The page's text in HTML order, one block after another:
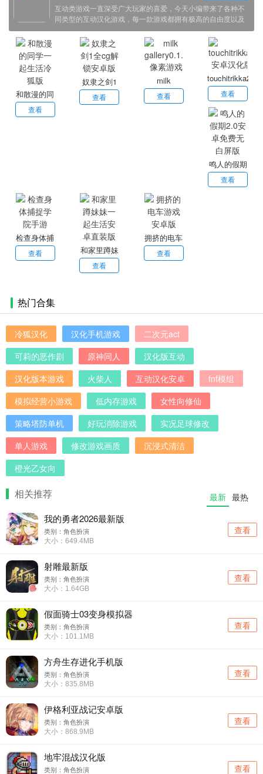
互动类游戏一直深受广大玩家的喜爱，今天小编带来了各种不
同类型的互动汉化游戏，每一款游戏都拥有极高的自由度以及
趣味性的互动玩法，玩家可以提升好感度来解锁隐藏的互动剧
情，感兴趣的小伙伴欢迎点击下载体验！
和散漫的同
学一起生活
查看
奴隶之剑1
全cg解锁安
查看
milk
gallery0.1.7
查看
touchitrikka2
安卓汉化版
查看
鸣人的假期
2.0安卓免费
查看
检查身体捕
捉学院手游
查看
和家里蹲妹
妹一起生活
查看
拥挤的电车
游戏安卓版
查看
热门合集
冷狐汉化 汉化手机游戏
二次元act
可莉的恶作剧
原神同人
汉化版互动
汉化版本游戏
火柴人 互动汉化安卓
fnf模组
模拟经营小游戏
低内存游戏
女性向修仙
策略塔防单机
好玩消除游戏
实况足球修改
单人游戏
修改游戏画质
沉浸式清洁
橙光乙女向
相关推荐 最新 最热
我的勇者2026最新版
类别：角色扮演
大小：649.4MB
查看
射雕最新版
类别：角色扮演
大小：1.64GB
查看
假面骑士03变身模拟器
类别：角色扮演
大小：101.1MB
查看
方舟生存进化手机版
类别：角色扮演
大小：835.8MB
查看
伊格利亚战记安卓版
类别：角色扮演
大小：868.9MB
查看
地牢混战汉化版
类别：角色扮演 查看